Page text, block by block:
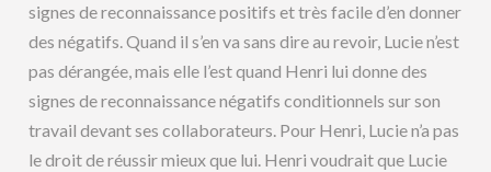
signes de reconnaissance positifs et très facile d’en donner
des négatifs. Quand il s’en va sans dire au revoir, Lucie n’est
pas dérangée, mais elle l’est quand Henri lui donne des
signes de reconnaissance négatifs conditionnels sur son
travail devant ses collaborateurs. Pour Henri, Lucie n’a pas
le droit de réussir mieux que lui. Henri voudrait que Lucie